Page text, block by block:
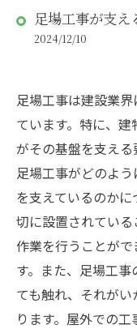
足場工事が支え
2024/12/10
足場工事は建設業
ています。特に、
がその基盤を支える
足場工事がどのよ
を支えているのか
切に設置されてい
作業を行うことが
す。また、足場工
ても触れ、それが
ります。屋外での